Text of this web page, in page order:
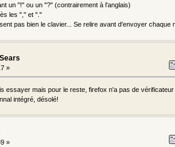
un "!" ou un "?" (contrairement à l'anglais)
les "," et "."
pas bien le clavier... Se relire avant d'envoyer chaque
»
essayer mais pour le reste, firefox n'a pas de
intégré, désolé!
»